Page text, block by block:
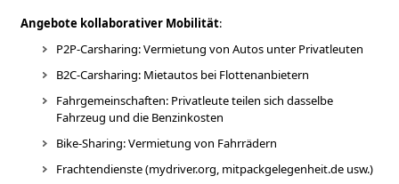
Angebote kollaborativer Mobilität:
P2P-Carsharing: Vermietung von Autos unter Privatleuten
B2C-Carsharing: Mietautos bei Flottenanbietern
Fahrgemeinschaften: Privatleute teilen sich dasselbe
Fahrzeug und die Benzinkosten
Bike-Sharing: Vermietung von Fahrrädern
Frachtendienste (mydriver.org, mitpackgelegenheit.de usw.)